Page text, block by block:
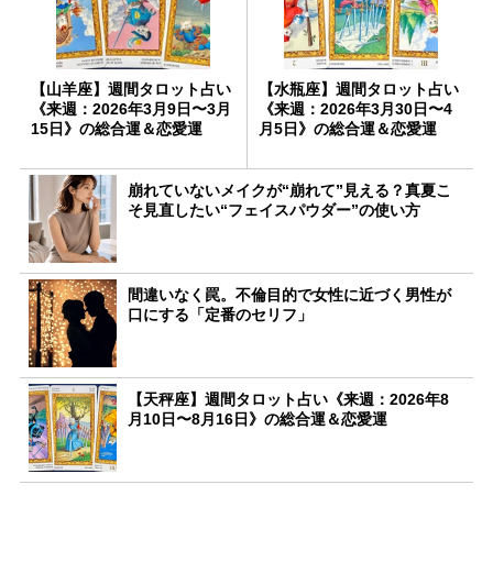
【山羊座】週間タロット占い
《来週：2026年3月9日〜3月
15日》の総合運＆恋愛運
【水瓶座】週間タロット占い
《来週：2026年3月30日〜4
月5日》の総合運＆恋愛運
崩れていないメイクが“崩れて”見える？真夏こ
そ見直したい“フェイスパウダー”の使い方
間違いなく罠。不倫目的で女性に近づく男性が
口にする「定番のセリフ」
【天秤座】週間タロット占い《来週：2026年8
月10日〜8月16日》の総合運＆恋愛運